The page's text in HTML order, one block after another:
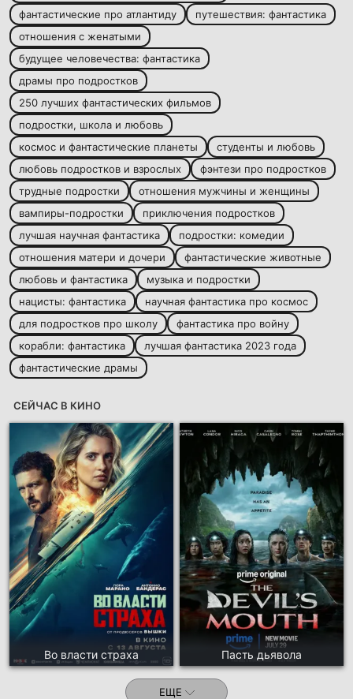
фантастические про атлантиду
путешествия: фантастика
отношения с женатыми
будущее человечества: фантастика
драмы про подростков
250 лучших фантастических фильмов
подростки, школа и любовь
космос и фантастические планеты
студенты и любовь
любовь подростков и взрослых
фэнтези про подростков
трудные подростки
отношения мужчины и женщины
вампиры-подростки
приключения подростков
лучшая научная фантастика
подростки: комедии
отношения матери и дочери
фантастические животные
любовь и фантастика
музыка и подростки
нацисты: фантастика
научная фантастика про космос
для подростков про школу
фантастика про войну
корабли: фантастика
лучшая фантастика 2023 года
фантастические драмы
СЕЙЧАС В КИНО
Во власти страха Пасть дьявола
ЕЩЕ